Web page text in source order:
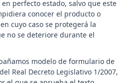
perfecto estado, salvo que este
conocer el producto o
cuyo caso se protegerá la
no se deteriore durante el
modelo de formulario de
Real Decreto Legislativo 1/2007,